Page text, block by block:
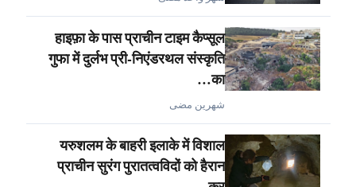
हाइफ़ा के पास प्राचीन टाइम कैप्सूल
गुफा में दुर्लभ प्री-निएंडरथल संस्कृति
का…
شهرين مضى
यरुशलम के बाहरी इलाके में विशाल
प्राचीन सुरंग पुरातत्वविदों को हैरान